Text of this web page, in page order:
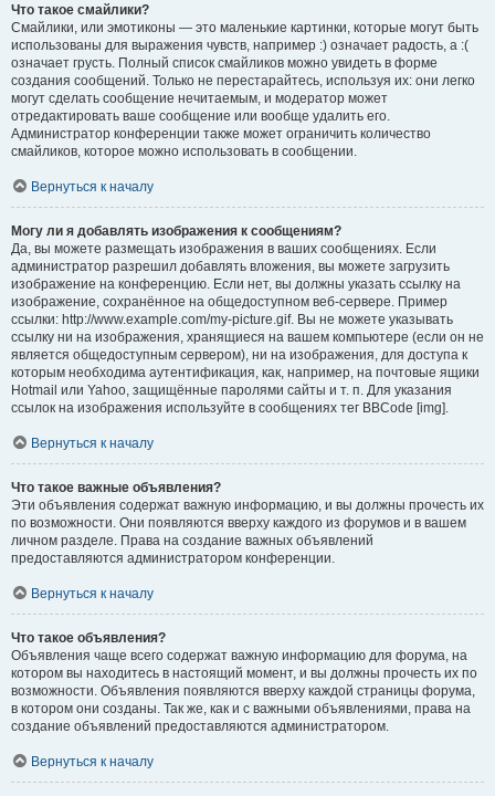
Что такое смайлики?
Смайлики, или эмотиконы — это маленькие картинки, которые могут быть
использованы для выражения чувств, например :) означает радость, а :(
означает грусть. Полный список смайликов можно увидеть в форме
создания сообщений. Только не перестарайтесь, используя их: они легко
могут сделать сообщение нечитаемым, и модератор может
отредактировать ваше сообщение или вообще удалить его.
Администратор конференции также может ограничить количество
смайликов, которое можно использовать в сообщении.
Вернуться к началу
Могу ли я добавлять изображения к сообщениям?
Да, вы можете размещать изображения в ваших сообщениях. Если
администратор разрешил добавлять вложения, вы можете загрузить
изображение на конференцию. Если нет, вы должны указать ссылку на
изображение, сохранённое на общедоступном веб-сервере. Пример
ссылки: http://www.example.com/my-picture.gif. Вы не можете указывать
ссылку ни на изображения, хранящиеся на вашем компьютере (если он не
является общедоступным сервером), ни на изображения, для доступа к
которым необходима аутентификация, как, например, на почтовые ящики
Hotmail или Yahoo, защищённые паролями сайты и т. п. Для указания
ссылок на изображения используйте в сообщениях тег BBCode [img].
Вернуться к началу
Что такое важные объявления?
Эти объявления содержат важную информацию, и вы должны прочесть их
по возможности. Они появляются вверху каждого из форумов и в вашем
личном разделе. Права на создание важных объявлений
предоставляются администратором конференции.
Вернуться к началу
Что такое объявления?
Объявления чаще всего содержат важную информацию для форума, на
котором вы находитесь в настоящий момент, и вы должны прочесть их по
возможности. Объявления появляются вверху каждой страницы форума,
в котором они созданы. Так же, как и с важными объявлениями, права на
создание объявлений предоставляются администратором.
Вернуться к началу